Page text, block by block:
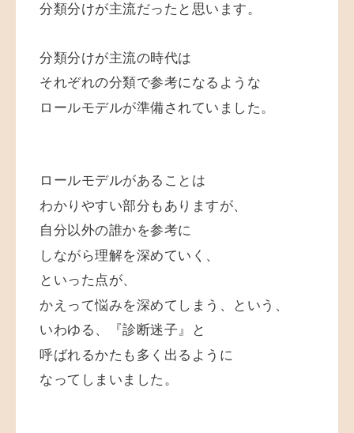
分類分けが主流だったと思います。
分類分けが主流の時代は
それぞれの分類で参考になるような
ロールモデルが準備されていました。
ロールモデルがあることは
わかりやすい部分もありますが、
自分以外の誰かを参考に
しながら理解を深めていく、
といった点が、
かえって悩みを深めてしまう、という、
いわゆる、『診断迷子』と
呼ばれるかたも 多く出るように
なってしまいました。